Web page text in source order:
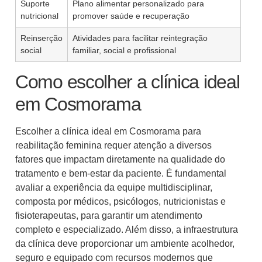
Suporte
nutricional
Plano alimentar personalizado para
promover saúde e recuperação
Reinserção
social
Atividades para facilitar reintegração
familiar, social e profissional
Como escolher a clínica ideal
em Cosmorama
Escolher a clínica ideal em Cosmorama para
reabilitação feminina requer atenção a diversos
fatores que impactam diretamente na qualidade do
tratamento e bem-estar da paciente. É fundamental
avaliar a experiência da equipe multidisciplinar,
composta por médicos, psicólogos, nutricionistas e
fisioterapeutas, para garantir um atendimento
completo e especializado. Além disso, a infraestrutura
da clínica deve proporcionar um ambiente acolhedor,
seguro e equipado com recursos modernos que